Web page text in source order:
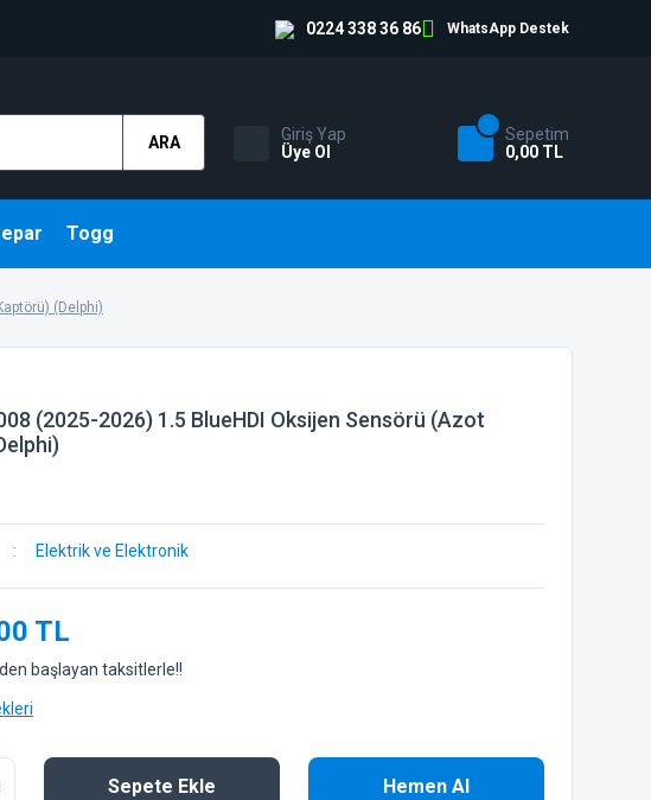
0224 338 36 86 WhatsApp Destek
ARA
Giriş Yap
Üye Ol
Sepetim
0,00 TL
Togg
(Delphi)
(2025-2026) 1.5 BlueHDI Oksijen Sensörü (Azot
Elektrik ve Elektronik
TL
başlayan taksitlerle!!
Sepete Ekle Hemen Al